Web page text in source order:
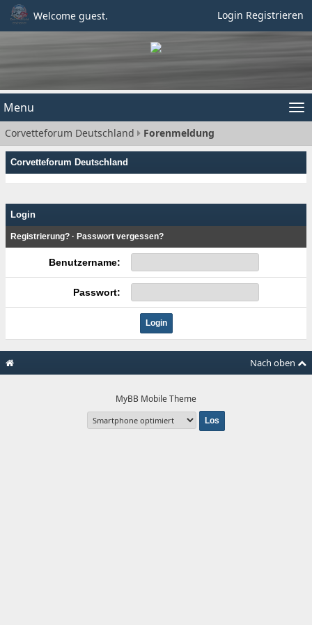
Welcome guest. Login Registrieren
Menu
Corvetteforum Deutschland Forenmeldung
Corvetteforum Deutschland
Login
Registrierung? · Passwort vergessen?
Benutzername:
Passwort:
Nach oben
MyBB Mobile Theme